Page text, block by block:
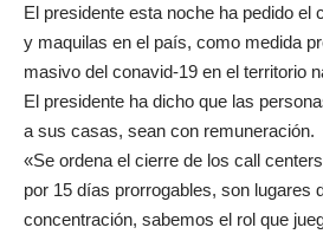
El presidente esta noche ha pedido el
y maquilas en el país, como medida
masivo del conavid-19 en el territorio
El presidente ha dicho que las
a sus casas, sean con remuneración.
«Se ordena el cierre de los call
por 15 días prorrogables, son lugares
concentración, sabemos el rol que